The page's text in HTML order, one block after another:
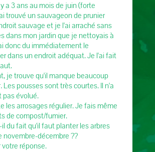
a 3 ans au mois de juin (forte
trouvé un sauvageon de prunier
sauvage et je l'ai arraché sans
dans mon jardin que je nettoyais à
donc du immédiatement le
dans un endroit adéquat. Je l'ai fait
je trouve qu'il manque beaucoup
Les pousses sont très courtes. Il n'a
pas évolué.
les arrosages régulier. Je fais même
de compost/fumier.
du fait qu'il faut planter les arbres
novembre-décembre ??
votre réponse.